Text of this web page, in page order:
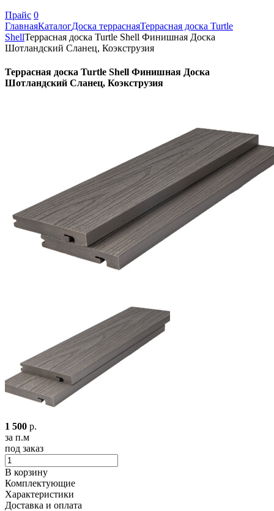
Прайс 0
ГлавнаяКаталогДоска терраснаяТеррасная доска Turtle
ShellТеррасная доска Turtle Shell Финишная Доска
Шотландский Сланец, Коэкструзия
Террасная доска Turtle Shell Финишная Доска
Шотландский Сланец, Коэкструзия
1 500 р.
за п.м
под заказ
В корзину
Комплектующие
Характеристики
Доставка и оплата